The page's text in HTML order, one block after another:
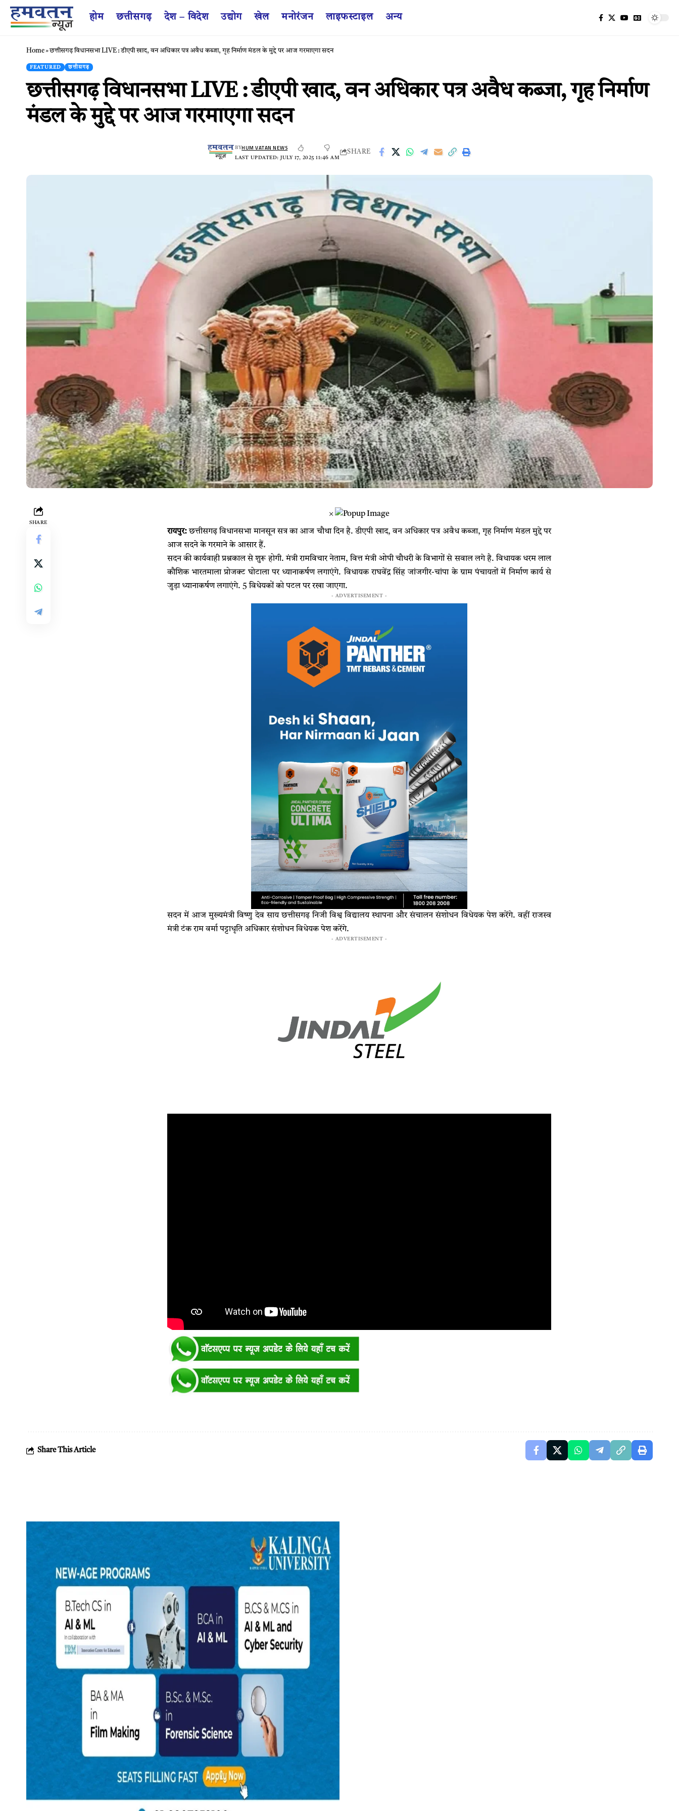
होम छत्तीसगढ़ देश – विदेश उद्योग खेल मनोरंजन लाइफस्टाइल अन्य
Home»छत्तीसगढ़ विधानसभा LIVE : डीएपी खाद, वन अधिकार पत्र अवैध कब्जा, गृह निर्माण मंडल के मुद्दे पर आज गरमाएगा सदन
FEATURED छत्तीसगढ़
छत्तीसगढ़ विधानसभा LIVE : डीएपी खाद, वन अधिकार पत्र अवैध कब्जा, गृह निर्माण
मंडल के मुद्दे पर आज गरमाएगा सदन
LAST UPDATED: JULY 17, 2025 11:46 AM
BYHUM VATAN NEWS
SHARE
SHARE
×
रायपुर:छत्तीसगढ़ विधानसभा मानसून सत्र का आज चौथा दिन है. डीएपी खाद, वन अधिकार पत्र अवैध कब्जा, गृह निर्माण मंडल मुद्दे पर
आज सदने के गरमाने के आसार हैं.
सदन की कार्यवाही प्रश्नकाल से शुरू होगी. मंत्री रामविचार नेताम, वित्त मंत्री ओपी चौधरी के विभागों से सवाल लगे है. विधायक धरम लाल
कौशिक भारतमाला प्रोजक्ट घोटाला पर ध्यानाकर्षण लगाएंगे. विधायक राघवेंद्र सिंह जांजगीर-चांपा के ग्राम पंचायतों में निर्माण कार्य से
जुड़ा ध्यानाकर्षण लगाएंगे. 5 विधेयकों को पटल पर रखा जाएगा.
- ADVERTISEMENT -
सदन में आज मुख्यमंत्री विष्णु देव साय छत्तीसगढ़ निजी विश्व विद्यालय स्थापना और संचालन संशोधन विधेयक पेश करेंगे. वहीं राजस्व
मंत्री टंक राम वर्मा पट्टाधृति अधिकार संशोधन विधेयक पेश करेंगे.
- ADVERTISEMENT -
Share This Article